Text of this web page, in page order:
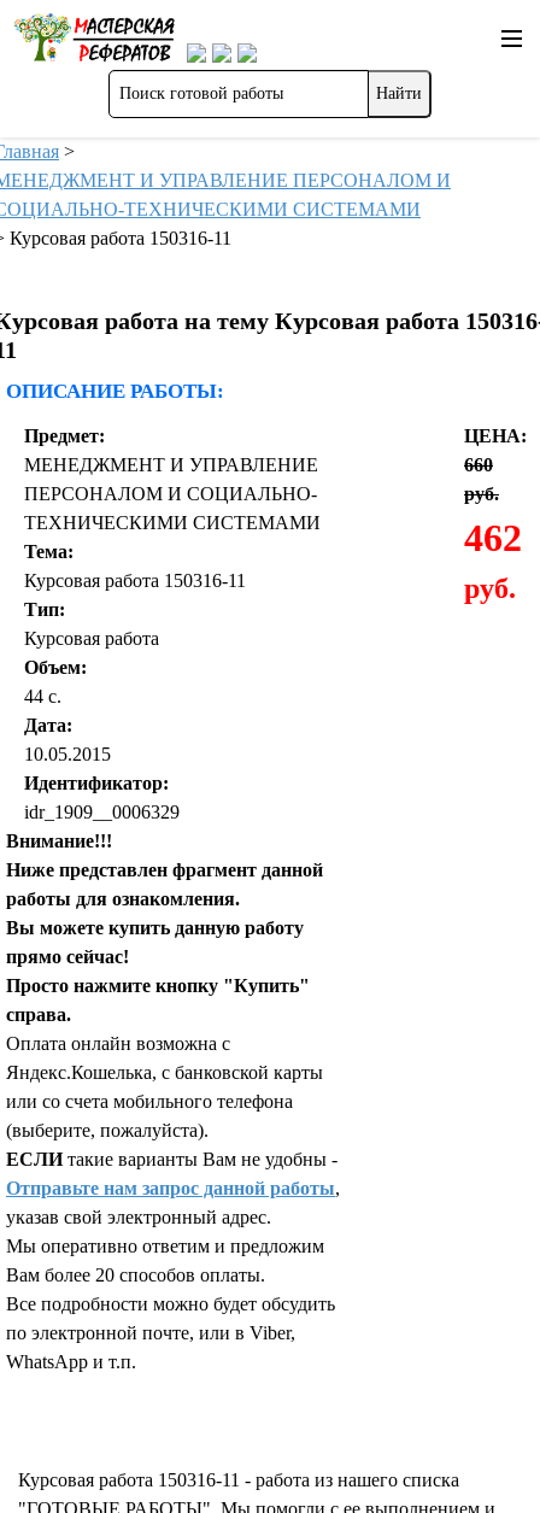
>
И УПРАВЛЕНИЕ ПЕРСОНАЛОМ И
ТЕХНИЧЕСКИМИ СИСТЕМАМИ
Курсовая работа 150316-11
работа на тему Курсовая работа
ОПИСАНИЕ РАБОТЫ:
Предмет:
МЕНЕДЖМЕНТ И УПРАВЛЕНИЕ
ПЕРСОНАЛОМ И СОЦИАЛЬНО-
ТЕХНИЧЕСКИМИ СИСТЕМАМИ
Тема:
Курсовая работа 150316-11
Тип:
Курсовая работа
Объем:
44 с.
Дата:
10.05.2015
Идентификатор:
idr_1909__0006329
ЦЕНА:
660
руб.
462
руб.
Внимание!!!
Ниже представлен фрагмент данной
работы для ознакомления.
Вы можете купить данную работу
прямо сейчас!
Просто нажмите кнопку "Купить"
справа.
Оплата онлайн возможна с
Яндекс.Кошелька, с банковской карты
или со счета мобильного телефона
(выберите, пожалуйста).
ЕСЛИтакие варианты Вам не удобны -
Отправьте нам запрос данной работы,
указав свой электронный адрес.
Мы оперативно ответим и предложим
Вам более 20 способов оплаты.
Все подробности можно будет обсудить
по электронной почте, или в Viber,
WhatsApp и т.п.
Курсовая работа 150316-11 - работа из нашего списка
"ГОТОВЫЕ РАБОТЫ". Мы помогли с ее выполнением и